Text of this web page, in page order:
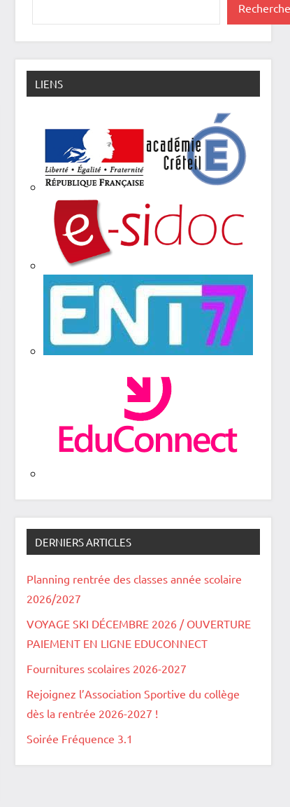
LIENS
DERNIERS ARTICLES
Planning rentrée des classes année scolaire
2026/2027
VOYAGE SKI DÉCEMBRE 2026 / OUVERTURE
PAIEMENT EN LIGNE EDUCONNECT
Fournitures scolaires 2026-2027
Rejoignez l’Association Sportive du collège
dès la rentrée 2026-2027 !
Soirée Fréquence 3.1